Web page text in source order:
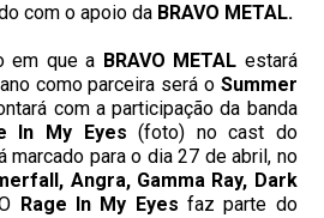
com o apoio da BRAVO METAL.
em que a BRAVO METAL estará
como parceira será o Summer
com a participação da banda
In My Eyes(foto) no cast do
marcado para o dia 27 de abril, no
Angra, Gamma Ray, Dark
Rage In My Eyes faz parte do